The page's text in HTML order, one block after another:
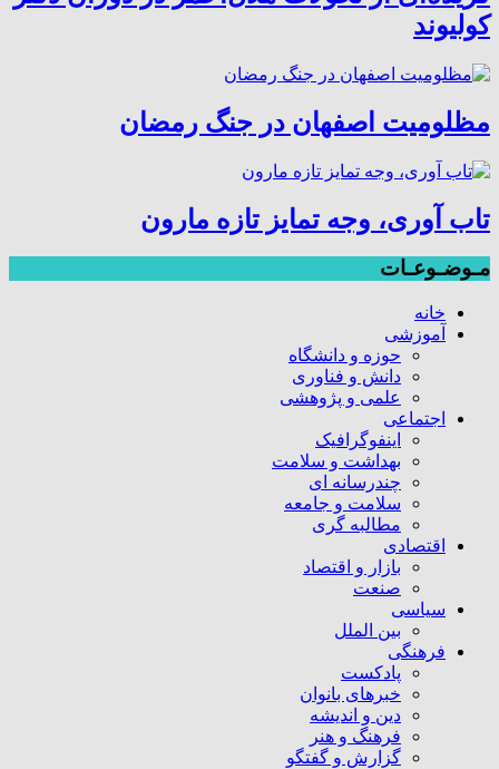
کولیوند
مظلومیت اصفهان در جنگ رمضان
تاب آوری، وجه تمایز تازه مارون
مـوضـوعـات
خانه
آموزشی
حوزه و دانشگاه
دانش و فناوری
علمی و پژوهشی
اجتماعی
اینفوگرافیک
بهداشت و سلامت
چندرسانه ای
سلامت و جامعه
مطالبه گری
اقتصادی
بازار و اقتصاد
صنعت
سیاسی
بین الملل
فرهنگی
پادکست
خبرهای بانوان
دین و اندیشه
فرهنگ و هنر
گزارش و گفتگو